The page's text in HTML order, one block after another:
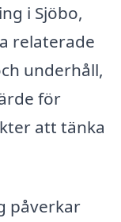
i Sjöbo,
relaterade
underhåll,
för
att tänka
påverkar